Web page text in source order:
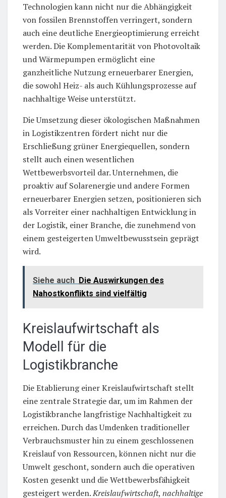
Technologien kann nicht nur die Abhängigkeit
von fossilen Brennstoffen verringert, sondern
auch eine deutliche Energieoptimierung erreicht
werden. Die Komplementarität von Photovoltaik
und Wärmepumpen ermöglicht eine
ganzheitliche Nutzung erneuerbarer Energien,
die sowohl Heiz- als auch Kühlungsprozesse auf
nachhaltige Weise unterstützt.
Die Umsetzung dieser ökologischen Maßnahmen
in Logistikzentren fördert nicht nur die
Erschließung grüner Energiequellen, sondern
stellt auch einen wesentlichen
Wettbewerbsvorteil dar. Unternehmen, die
proaktiv auf Solarenergie und andere Formen
erneuerbarer Energien setzen, positionieren sich
als Vorreiter einer nachhaltigen Entwicklung in
der Logistik, einer Branche, die zunehmend von
einem gesteigerten Umweltbewusstsein geprägt
wird.
Siehe auch Die Auswirkungen des
Nahostkonflikts sind vielfältig
Kreislaufwirtschaft als
Modell für die
Logistikbranche
Die Etablierung einer Kreislaufwirtschaft stellt
eine zentrale Strategie dar, um im Rahmen der
Logistikbranche langfristige Nachhaltigkeit zu
erreichen. Durch das Umdenken traditioneller
Verbrauchsmuster hin zu einem geschlossenen
Kreislauf von Ressourcen, können nicht nur die
Umwelt geschont, sondern auch die operativen
Kosten gesenkt und die Wettbewerbsfähigkeit
gesteigert werden.Kreislaufwirtschaft, nachhaltige